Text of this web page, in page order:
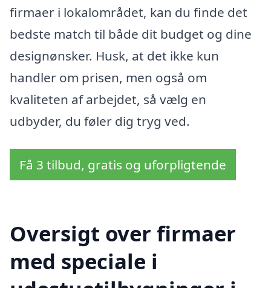
firmaer i lokalområdet, kan du finde det
bedste match til både dit budget og dine
designønsker. Husk, at det ikke kun
handler om prisen, men også om
kvaliteten af arbejdet, så vælg en
udbyder, du føler dig tryg ved.
Få 3 tilbud, gratis og uforpligtende
Oversigt over firmaer
med speciale i